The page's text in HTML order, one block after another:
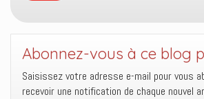
Abonnez-vous à ce blog
Saisissez votre adresse e-mail pour vous
recevoir une notification de chaque nouvel